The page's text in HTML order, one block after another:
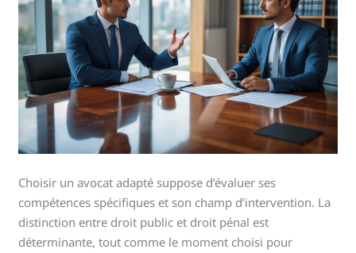
Choisir un avocat adapté suppose d’évaluer ses
compétences spécifiques et son champ d’intervention. La
distinction entre droit public et droit pénal est
déterminante, tout comme le moment choisi pour